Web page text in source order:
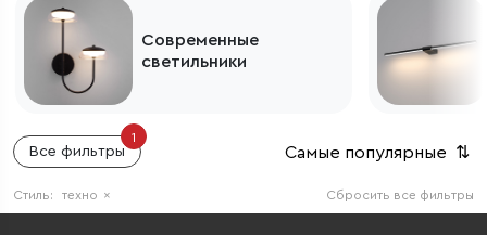
Современные
светильники
Все фильтры
1
Самые популярные ⇅
Сбросить все фильтры
Стиль: техно ×